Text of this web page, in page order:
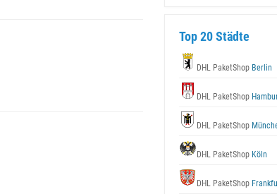
Top 20 Städte
DHL PaketShop Berlin
DHL PaketShop
DHL PaketShop
DHL PaketShop Köln
DHL PaketShop